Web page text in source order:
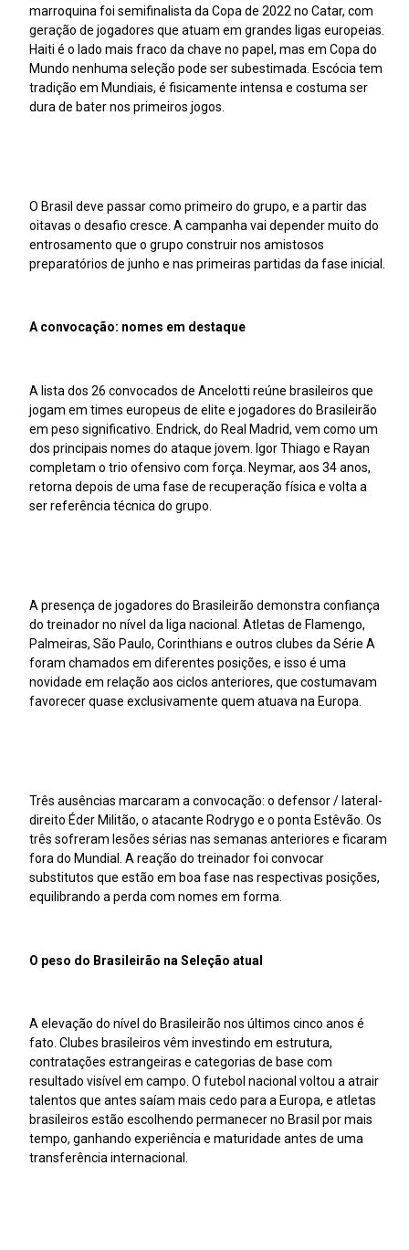
marroquina foi semifinalista da Copa de 2022 no Catar, com
geração de jogadores que atuam em grandes ligas europeias.
Haiti é o lado mais fraco da chave no papel, mas em Copa do
Mundo nenhuma seleção pode ser subestimada. Escócia tem
tradição em Mundiais, é fisicamente intensa e costuma ser
dura de bater nos primeiros jogos.
O Brasil deve passar como primeiro do grupo, e a partir das
oitavas o desafio cresce. A campanha vai depender muito do
entrosamento que o grupo construir nos amistosos
preparatórios de junho e nas primeiras partidas da fase inicial.
A convocação: nomes em destaque
A lista dos 26 convocados de Ancelotti reúne brasileiros que
jogam em times europeus de elite e jogadores do Brasileirão
em peso significativo. Endrick, do Real Madrid, vem como um
dos principais nomes do ataque jovem. Igor Thiago e Rayan
completam o trio ofensivo com força. Neymar, aos 34 anos,
retorna depois de uma fase de recuperação física e volta a
ser referência técnica do grupo.
A presença de jogadores do Brasileirão demonstra confiança
do treinador no nível da liga nacional. Atletas de Flamengo,
Palmeiras, São Paulo, Corinthians e outros clubes da Série A
foram chamados em diferentes posições, e isso é uma
novidade em relação aos ciclos anteriores, que costumavam
favorecer quase exclusivamente quem atuava na Europa.
Três ausências marcaram a convocação: o defensor / lateral-
direito Éder Militão, o atacante Rodrygo e o ponta Estêvão. Os
três sofreram lesões sérias nas semanas anteriores e ficaram
fora do Mundial. A reação do treinador foi convocar
substitutos que estão em boa fase nas respectivas posições,
equilibrando a perda com nomes em forma.
O peso do Brasileirão na Seleção atual
A elevação do nível do Brasileirão nos últimos cinco anos é
fato. Clubes brasileiros vêm investindo em estrutura,
contratações estrangeiras e categorias de base com
resultado visível em campo. O futebol nacional voltou a atrair
talentos que antes saíam mais cedo para a Europa, e atletas
brasileiros estão escolhendo permanecer no Brasil por mais
tempo, ganhando experiência e maturidade antes de uma
transferência internacional.